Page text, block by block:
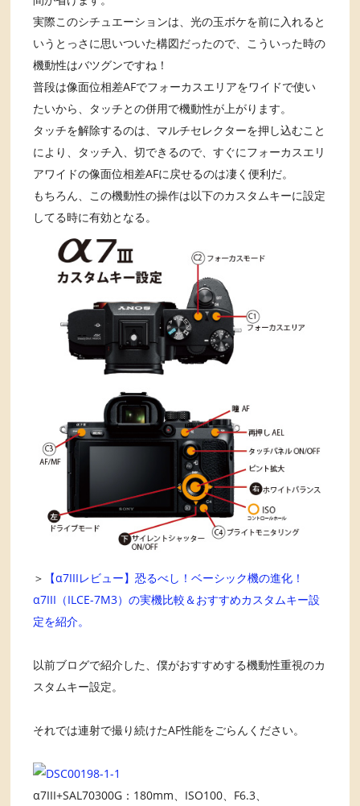
実際このシチュエーションは、光の玉ボケを前に入れると
いうとっさに思いついた構図だったので、こういった時の
機動性はバツグンですね！
普段は像面位相差AFでフォーカスエリアをワイドで使い
たいから、タッチとの併用で機動性が上がります。
タッチを解除するのは、マルチセレクターを押し込むこと
により、タッチ入、切できるので、すぐにフォーカスエリ
アワイドの像面位相差AFに戻せるのは凄く便利だ。
もちろん、この機動性の操作は以下のカスタムキーに設定
してる時に有効となる。
＞
【α7IIIレビュー】恐るべし！ベーシック機の進化！
α7III（ILCE-7M3）の実機比較＆おすすめカスタムキー設
定を紹介。
以前ブログで紹介した、僕がおすすめする機動性重視のカ
スタムキー設定。
それでは連射で撮り続けたAF性能をごらんください。
α7III+SAL70300G：180mm、ISO100、F6.3、